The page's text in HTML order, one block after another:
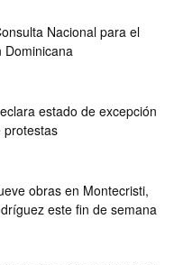
Nacional para el
Dominicana
estado de excepción
protestas
obras en Montecristi,
este fin de semana